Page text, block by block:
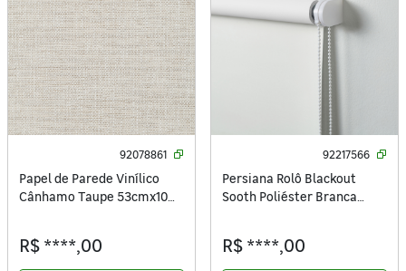
92078861
Papel de Parede Vinílico
Cânhamo Taupe 53cmx10m
R$ ****,00
92217566
Persiana Rolô Blackout
Sooth Poliéster Branca
R$ ****,00